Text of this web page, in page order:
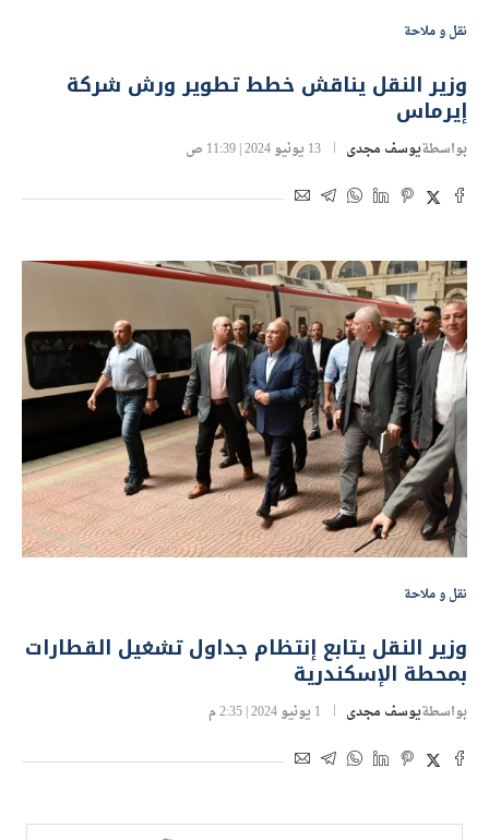
نقل و ملاحة
وزير النقل يناقش خطط تطوير ورش شركة
إيرماس
بواسطةيوسف مجدى 13 يونيو 2024 | 11:39 ص
نقل و ملاحة
وزير النقل يتابع إنتظام جداول تشغيل القطارات
بمحطة الإسكندرية
بواسطةيوسف مجدى 1 يونيو 2024 | 2:35 م